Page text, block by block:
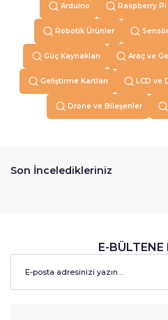
Arduino Raspberry Pi
Robotik Ürünler
Güç Kaynakları Araç ve
Geliştirme Kartları LCD ve
Drone ve Bileşenler
Son İnceledikleriniz
E-BÜLTENE